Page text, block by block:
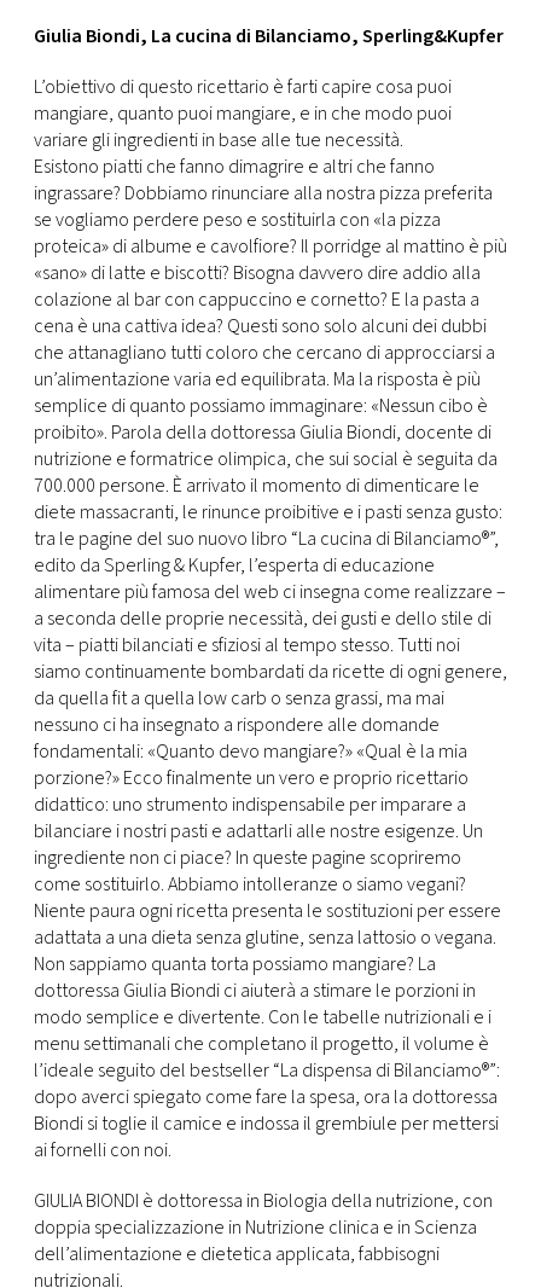
Giulia Biondi, La cucina di Bilanciamo, Sperling&Kupfer
L’obiettivo di questo ricettario è farti capire cosa puoi
mangiare, quanto puoi mangiare, e in che modo puoi
variare gli ingredienti in base alle tue necessità.
Esistono piatti che fanno dimagrire e altri che fanno
ingrassare? Dobbiamo rinunciare alla nostra pizza preferita
se vogliamo perdere peso e sostituirla con «la pizza
proteica» di albume e cavolfiore? Il porridge al mattino è più
«sano» di latte e biscotti? Bisogna davvero dire addio alla
colazione al bar con cappuccino e cornetto? E la pasta a
cena è una cattiva idea? Questi sono solo alcuni dei dubbi
che attanagliano tutti coloro che cercano di approcciarsi a
un’alimentazione varia ed equilibrata. Ma la risposta è più
semplice di quanto possiamo immaginare: «Nessun cibo è
proibito». Parola della dottoressa Giulia Biondi, docente di
nutrizione e formatrice olimpica, che sui social è seguita da
700.000 persone. È arrivato il momento di dimenticare le
diete massacranti, le rinunce proibitive e i pasti senza gusto:
tra le pagine del suo nuovo libro “La cucina di Bilanciamo®”,
edito da Sperling & Kupfer, l’esperta di educazione
alimentare più famosa del web ci insegna come realizzare –
a seconda delle proprie necessità, dei gusti e dello stile di
vita – piatti bilanciati e sfiziosi al tempo stesso. Tutti noi
siamo continuamente bombardati da ricette di ogni genere,
da quella fit a quella low carb o senza grassi, ma mai
nessuno ci ha insegnato a rispondere alle domande
fondamentali: «Quanto devo mangiare?» «Qual è la mia
porzione?» Ecco finalmente un vero e proprio ricettario
didattico: uno strumento indispensabile per imparare a
bilanciare i nostri pasti e adattarli alle nostre esigenze. Un
ingrediente non ci piace? In queste pagine scopriremo
come sostituirlo. Abbiamo intolleranze o siamo vegani?
Niente paura ogni ricetta presenta le sostituzioni per essere
adattata a una dieta senza glutine, senza lattosio o vegana.
Non sappiamo quanta torta possiamo mangiare? La
dottoressa Giulia Biondi ci aiuterà a stimare le porzioni in
modo semplice e divertente. Con le tabelle nutrizionali e i
menu settimanali che completano il progetto, il volume è
l’ideale seguito del bestseller “La dispensa di Bilanciamo®”:
dopo averci spiegato come fare la spesa, ora la dottoressa
Biondi si toglie il camice e indossa il grembiule per mettersi
ai fornelli con noi.
GIULIA BIONDI è dottoressa in Biologia della nutrizione, con
doppia specializzazione in Nutrizione clinica e in Scienza
dell’alimentazione e dietetica applicata, fabbisogni
nutrizionali.